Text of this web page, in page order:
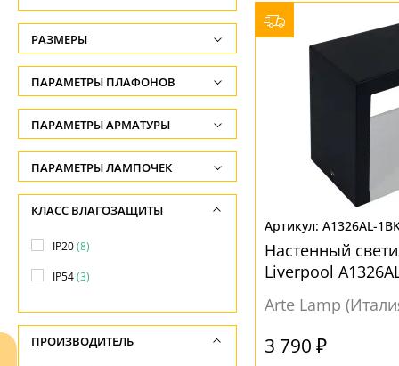
A1326AL-
Настенный
Liverpool
Arte Lamp
3 790 ₽
РАЗМЕРЫ
Высота, см
-
Глубина, см
-
Ширина, см
-
Диаметр, см
-
ПАРАМЕТРЫ ПЛАФОНОВ
ФОРМА ПЛАФОНА
Овал(6)
Сфера(1)
Шар(1)
ПОВЕРХНОСТЬ
НАПРАВЛЕНИЕ
ПАРАМЕТРЫ АРМАТУРЫ
ЦВЕТ АРМАТУРЫ
Белый(4)
МАТЕРИАЛ
Алюминий(3)
ПАРАМЕТРЫ ЛАМПОЧЕК
Количество ламп
-
Общая мощность ламп
Напряжение
-
КЛАСС ВЛАГОЗАЩИТЫ
IP20(8)
IP54(3)
ПРОИЗВОДИТЕЛЬ